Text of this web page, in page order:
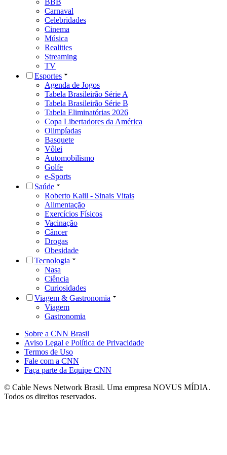
Carnaval
Celebridades
Cinema
Música
Realities
Streaming
TV
Esportes
Agenda de Jogos
Tabela Brasileirão Série A
Tabela Brasileirão Série B
Tabela Eliminatórias 2026
Copa Libertadores da América
Olimpíadas
Basquete
Vôlei
Automobilismo
Golfe
e-Sports
Saúde
Roberto Kalil - Sinais Vitais
Alimentação
Exercícios Físicos
Vacinação
Câncer
Drogas
Obesidade
Tecnologia
Nasa
Ciência
Curiosidades
Viagem & Gastronomia
Viagem
Gastronomia
Sobre a CNN Brasil
Aviso Legal e Política de Privacidade
Termos de Uso
Fale com a CNN
Faça parte da Equipe CNN
© Cable News Network Brasil. Uma empresa NOVUS MÍDIA.
Todos os direitos reservados.